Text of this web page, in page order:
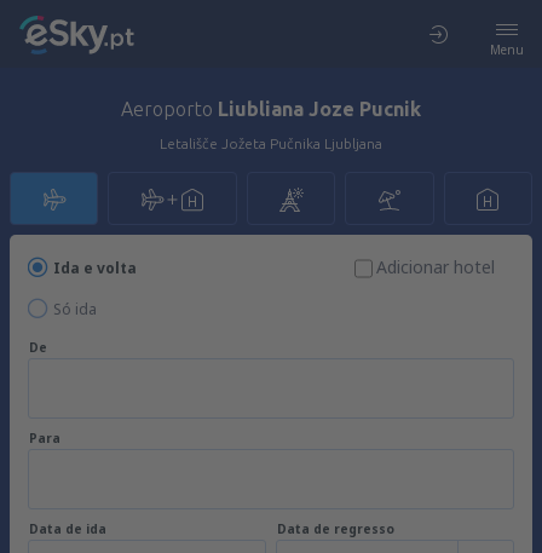
Menu
Aeroporto Liubliana Joze Pucnik
Letališče Jožeta Pučnika Ljubljana
Ida e volta
Só ida
Adicionar hotel
De
Para
Data de ida Data de regresso